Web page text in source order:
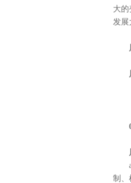
大
发展
展
展
04
展
制、